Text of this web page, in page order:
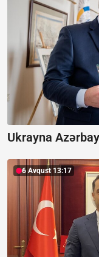
Ukrayna
6 Avqust 13:17